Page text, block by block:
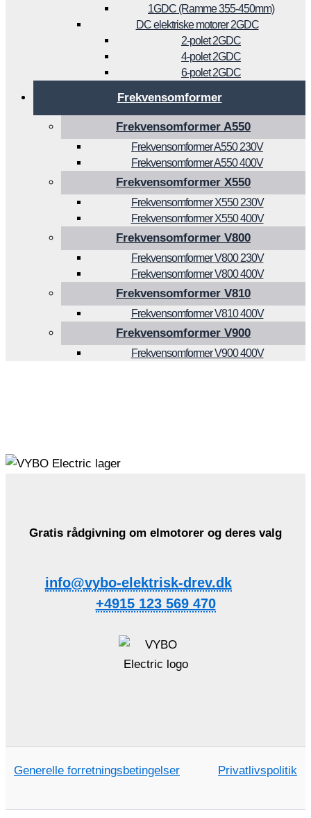
1GDC (Ramme 355-450mm)
DC elektriske motorer 2GDC
2-polet 2GDC
4-polet 2GDC
6-polet 2GDC
Frekvensomformer
Frekvensomformer A550
Frekvensomformer A550 230V
Frekvensomformer A550 400V
Frekvensomformer X550
Frekvensomformer X550 230V
Frekvensomformer X550 400V
Frekvensomformer V800
Frekvensomformer V800 230V
Frekvensomformer V800 400V
Frekvensomformer V810
Frekvensomformer V810 400V
Frekvensomformer V900
Frekvensomformer V900 400V
Gratis rådgivning om elmotorer og deres valg
info@vybo-elektrisk-drev.dk
+4915 123 569 470
Generelle forretningsbetingelser Privatlivspolitik